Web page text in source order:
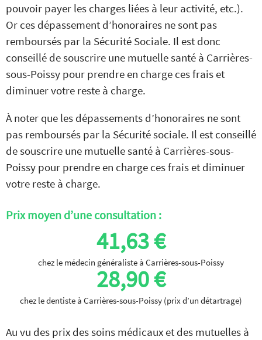
pouvoir payer les charges liées à leur activité, etc.).
Or ces dépassement d’honoraires ne sont pas
remboursés par la Sécurité Sociale. Il est donc
conseillé de souscrire une mutuelle santé à Carrières-
sous-Poissy pour prendre en charge ces frais et
diminuer votre reste à charge.
À noter que les dépassements d’honoraires ne sont
pas remboursés par la Sécurité sociale. Il est conseillé
de souscrire une mutuelle santé à Carrières-sous-
Poissy pour prendre en charge ces frais et diminuer
votre reste à charge.
Prix moyen d’une consultation :
41,63 €
chez le médecin généraliste à Carrières-sous-Poissy
28,90 €
chez le dentiste à Carrières-sous-Poissy (prix d’un détartrage)
Au vu des prix des soins médicaux et des mutuelles à